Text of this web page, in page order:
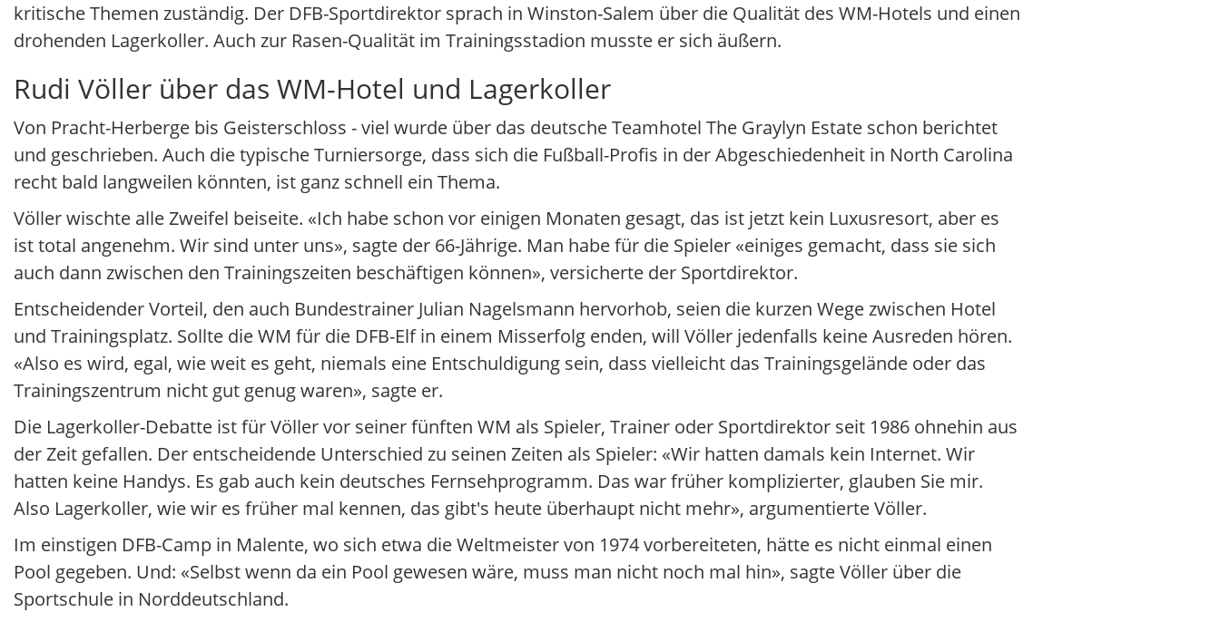
kritische Themen zuständig. Der DFB-Sportdirektor sprach in Winston-Salem über die Qualität des WM-Hotels und einen
drohenden Lagerkoller. Auch zur Rasen-Qualität im Trainingsstadion musste er sich äußern.
Rudi Völler über das WM-Hotel und Lagerkoller
Von Pracht-Herberge bis Geisterschloss - viel wurde über das deutsche Teamhotel The Graylyn Estate schon berichtet
und geschrieben. Auch die typische Turniersorge, dass sich die Fußball-Profis in der Abgeschiedenheit in North Carolina
recht bald langweilen könnten, ist ganz schnell ein Thema.
Völler wischte alle Zweifel beiseite. «Ich habe schon vor einigen Monaten gesagt, das ist jetzt kein Luxusresort, aber es
ist total angenehm. Wir sind unter uns», sagte der 66-Jährige. Man habe für die Spieler «einiges gemacht, dass sie sich
auch dann zwischen den Trainingszeiten beschäftigen können», versicherte der Sportdirektor.
Entscheidender Vorteil, den auch Bundestrainer Julian Nagelsmann hervorhob, seien die kurzen Wege zwischen Hotel
und Trainingsplatz. Sollte die WM für die DFB-Elf in einem Misserfolg enden, will Völler jedenfalls keine Ausreden hören.
«Also es wird, egal, wie weit es geht, niemals eine Entschuldigung sein, dass vielleicht das Trainingsgelände oder das
Trainingszentrum nicht gut genug waren», sagte er.
Die Lagerkoller-Debatte ist für Völler vor seiner fünften WM als Spieler, Trainer oder Sportdirektor seit 1986 ohnehin aus
der Zeit gefallen. Der entscheidende Unterschied zu seinen Zeiten als Spieler: «Wir hatten damals kein Internet. Wir
hatten keine Handys. Es gab auch kein deutsches Fernsehprogramm. Das war früher komplizierter, glauben Sie mir.
Also Lagerkoller, wie wir es früher mal kennen, das gibt's heute überhaupt nicht mehr», argumentierte Völler.
Im einstigen DFB-Camp in Malente, wo sich etwa die Weltmeister von 1974 vorbereiteten, hätte es nicht einmal einen
Pool gegeben. Und: «Selbst wenn da ein Pool gewesen wäre, muss man nicht noch mal hin», sagte Völler über die
Sportschule in Norddeutschland.